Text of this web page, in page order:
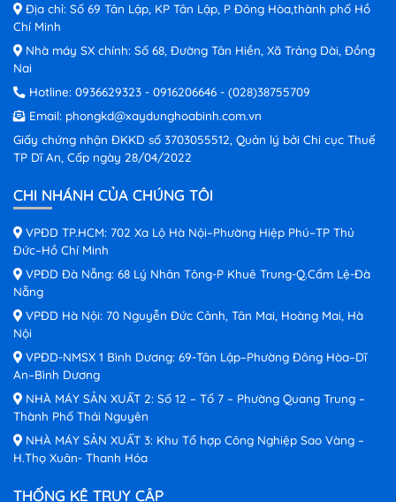
Địa chỉ: Số 69 Tân Lập, KP Tân Lập, P Đông Hòa,thành phố Hồ
Chí Minh
Nhà máy SX chính: Số 68, Đường Tân Hiền, Xã Trảng Dài, Đồng
Nai
Hotline: 0936629323 - 0916206646 - (028)38755709
Email: phongkd@xaydunghoabinh.com.vn
Giấy chứng nhận ĐKKD số 3703055512, Quản lý bởi Chi cục Thuế
TP Dĩ An, Cấp ngày 28/04/2022
CHI NHÁNH CỦA CHÚNG TÔI
VPĐD TP.HCM: 702 Xa Lộ Hà Nội–Phường Hiệp Phú–TP Thủ
Đức–Hồ Chí Minh
VPĐD Đà Nẵng: 68 Lý Nhân Tông-P Khuê Trung-Q.Cẩm Lệ-Đà
Nẵng
VPĐD Hà Nội: 70 Nguyễn Đức Cảnh, Tân Mai, Hoàng Mai, Hà
Nội
VPĐD-NMSX 1 Bình Dương: 69-Tân Lập–Phường Đông Hòa–Dĩ
An–Bình Dương
NHÀ MÁY SẢN XUẤT 2: Số 12 – Tổ 7 – Phường Quang Trung –
Thành Phố Thái Nguyên
NHÀ MÁY SẢN XUẤT 3: Khu Tổ hợp Công Nghiệp Sao Vàng –
H.Thọ Xuân- Thanh Hóa
THỐNG KÊ TRUY CẬP